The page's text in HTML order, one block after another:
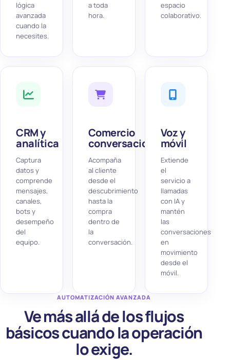
lógica
avanzada
cuando la
necesites.
a toda
hora.
espacio
colaborativo.
CRM y
analítica
Captura
datos y
comprende
mensajes,
canales,
bots y
desempeño
del
equipo.
Comercio
conversacional
Acompaña
al cliente
desde el
descubrimiento
hasta la
compra
dentro de
la
conversación.
Voz y
móvil
Extiende
el
servicio a
llamadas
con IA y
mantén
las
conversaciones
en
movimiento
desde el
móvil.
AUTOMATIZACIÓN AVANZADA
Ve más allá de los flujos
básicos cuando la operación
lo exige.